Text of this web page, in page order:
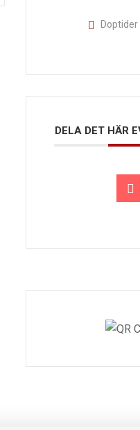
Doptider
DELA DET HÄR